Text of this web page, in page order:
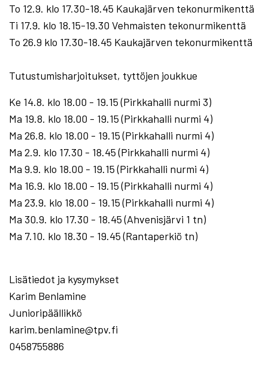
To 12.9. klo 17.30-18.45 Kaukajärven tekonurmikenttä
Ti 17.9. klo 18.15-19.30 Vehmaisten tekonurmikenttä
To 26.9 klo 17.30-18.45 Kaukajärven tekonurmikenttä
Tutustumisharjoitukset, tyttöjen joukkue
Ke 14.8. klo 18.00 - 19.15 (Pirkkahalli nurmi 3)
Ma 19.8. klo 18.00 - 19.15 (Pirkkahalli nurmi 4)
Ma 26.8. klo 18.00 - 19.15 (Pirkkahalli nurmi 4)
Ma 2.9. klo 17.30 - 18.45 (Pirkkahalli nurmi 4)
Ma 9.9. klo 18.00 - 19.15 (Pirkkahalli nurmi 4)
Ma 16.9. klo 18.00 - 19.15 (Pirkkahalli nurmi 4)
Ma 23.9. klo 18.00 - 19.15 (Pirkkahalli nurmi 4)
Ma 30.9. klo 17.30 - 18.45 (Ahvenisjärvi 1 tn)
Ma 7.10. klo 18.30 - 19.45 (Rantaperkiö tn)
Lisätiedot ja kysymykset
Karim Benlamine
Junioripäällikkö
karim.benlamine@tpv.fi
0458755886